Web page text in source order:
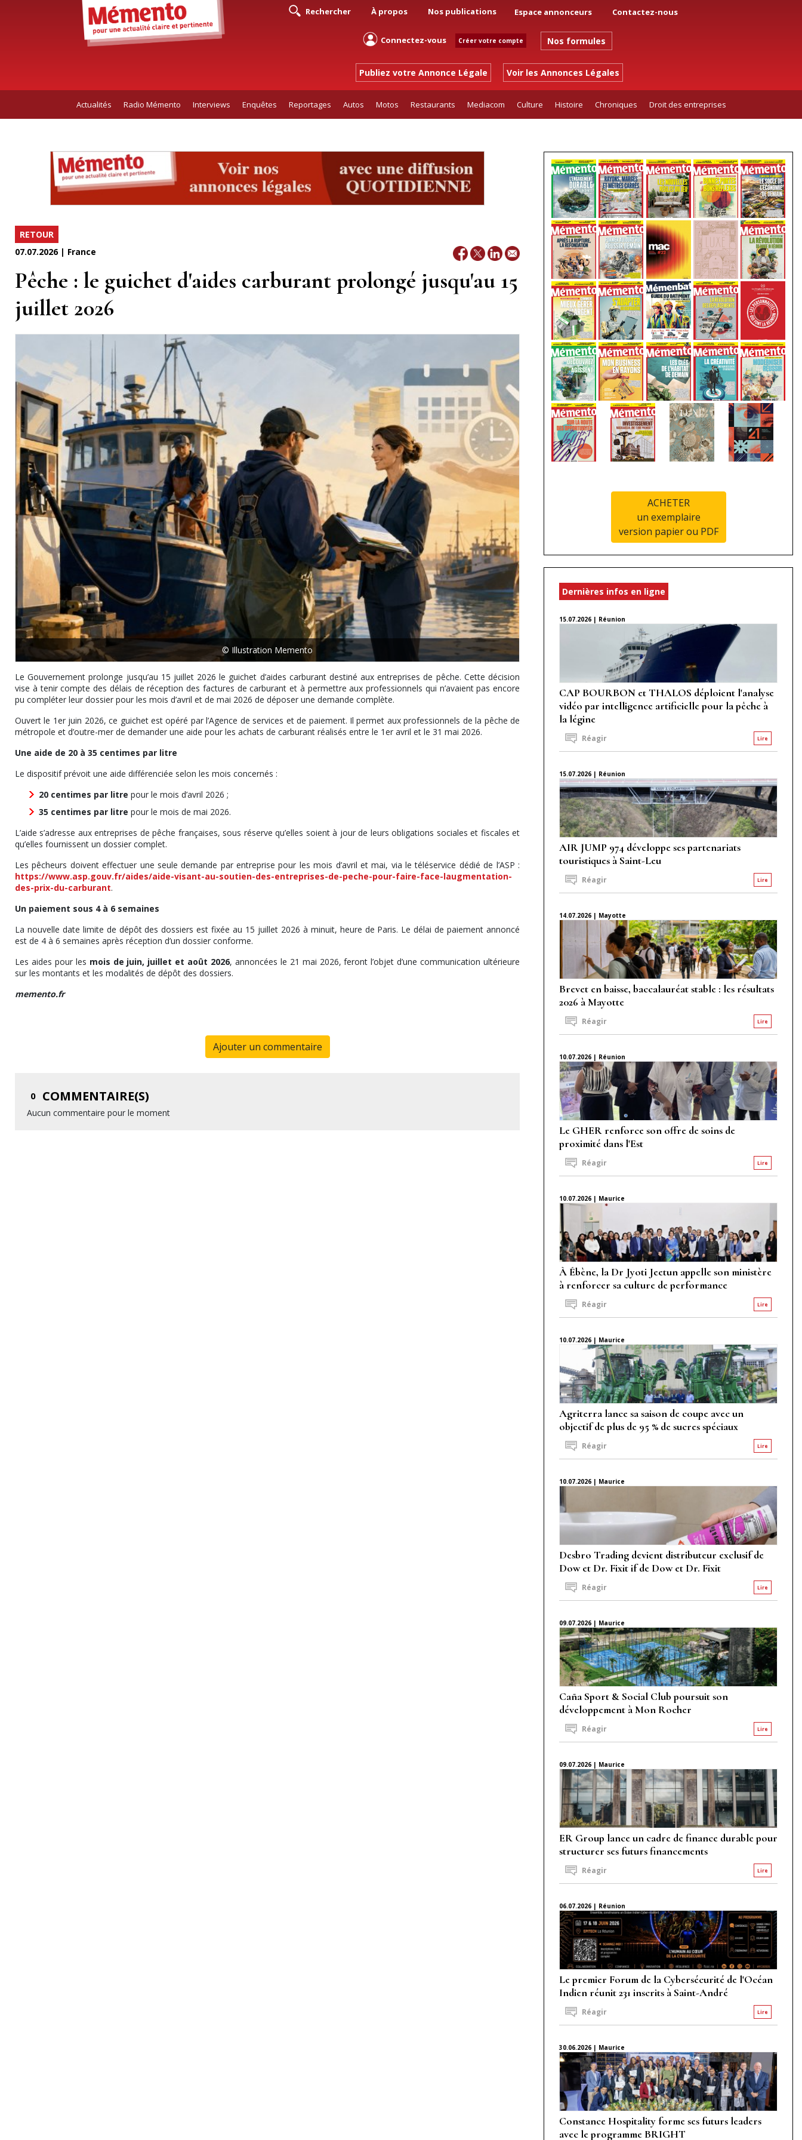
Rechercher À propos Nos publications Espace annonceurs Contactez-nous
Connectez-vous Créer votre compte Nos formules
Publiez votre Annonce Légale Voir les Annonces Légales
Actualités Radio Mémento Interviews Enquêtes Reportages Autos Motos Restaurants Mediacom Culture Histoire Chroniques Droit des entreprises
RETOUR
07.07.2026 | France
Pêche : le guichet d'aides carburant prolongé jusqu'au 15
juillet 2026
© Illustration Memento
Le Gouvernement prolonge jusqu’au 15 juillet 2026 le guichet d’aides carburant destiné aux entreprises de pêche. Cette décision
vise à tenir compte des délais de réception des factures de carburant et à permettre aux professionnels qui n’avaient pas encore
pu compléter leur dossier pour les mois d’avril et de mai 2026 de déposer une demande complète.
Ouvert le 1er juin 2026, ce guichet est opéré par l’Agence de services et de paiement. Il permet aux professionnels de la pêche de
métropole et d’outre-mer de demander une aide pour les achats de carburant réalisés entre le 1er avril et le 31 mai 2026.
Une aide de 20 à 35 centimes par litre
Le dispositif prévoit une aide différenciée selon les mois concernés :
20 centimes par litre pour le mois d’avril 2026 ;
35 centimes par litre pour le mois de mai 2026.
L’aide s’adresse aux entreprises de pêche françaises, sous réserve qu’elles soient à jour de leurs obligations sociales et fiscales et
qu’elles fournissent un dossier complet.
Les pêcheurs doivent effectuer une seule demande par entreprise pour les mois d’avril et mai, via le téléservice dédié de l’ASP :
https://www.asp.gouv.fr/aides/aide-visant-au-soutien-des-entreprises-de-peche-pour-faire-face-laugmentation-
des-prix-du-carburant.
Un paiement sous 4 à 6 semaines
La nouvelle date limite de dépôt des dossiers est fixée au 15 juillet 2026 à minuit, heure de Paris. Le délai de paiement annoncé
est de 4 à 6 semaines après réception d’un dossier conforme.
Les aides pour les mois de juin, juillet et août 2026, annoncées le 21 mai 2026, feront l’objet d’une communication ultérieure
sur les montants et les modalités de dépôt des dossiers.
memento.fr
Ajouter un commentaire
0 COMMENTAIRE(S)
Aucun commentaire pour le moment
ACHETER
un exemplaire
version papier ou PDF
Dernières infos en ligne
15.07.2026 | Réunion
CAP BOURBON et THALOS déploient l'analyse
vidéo par intelligence artificielle pour la pêche à
la légine
Lire
Réagir
15.07.2026 | Réunion
AIR JUMP 974 développe ses partenariats
touristiques à Saint-Leu
Lire
Réagir
14.07.2026 | Mayotte
Brevet en baisse, baccalauréat stable : les résultats
2026 à Mayotte
Lire
Réagir
10.07.2026 | Réunion
Le GHER renforce son offre de soins de
proximité dans l'Est
Lire
Réagir
10.07.2026 | Maurice
À Ébène, la Dr Jyoti Jeetun appelle son ministère
à renforcer sa culture de performance
Lire
Réagir
10.07.2026 | Maurice
Agriterra lance sa saison de coupe avec un
objectif de plus de 95 % de sucres spéciaux
Lire
Réagir
10.07.2026 | Maurice
Desbro Trading devient distributeur exclusif de
Dow et Dr. Fixit if de Dow et Dr. Fixit
Lire
Réagir
09.07.2026 | Maurice
Caña Sport & Social Club poursuit son
développement à Mon Rocher
Lire
Réagir
09.07.2026 | Maurice
ER Group lance un cadre de finance durable pour
structurer ses futurs financements
Lire
Réagir
06.07.2026 | Réunion
Le premier Forum de la Cybersécurité de l'Océan
Indien réunit 231 inscrits à Saint-André
Lire
Réagir
30.06.2026 | Maurice
Constance Hospitality forme ses futurs leaders
avec le programme BRIGHT